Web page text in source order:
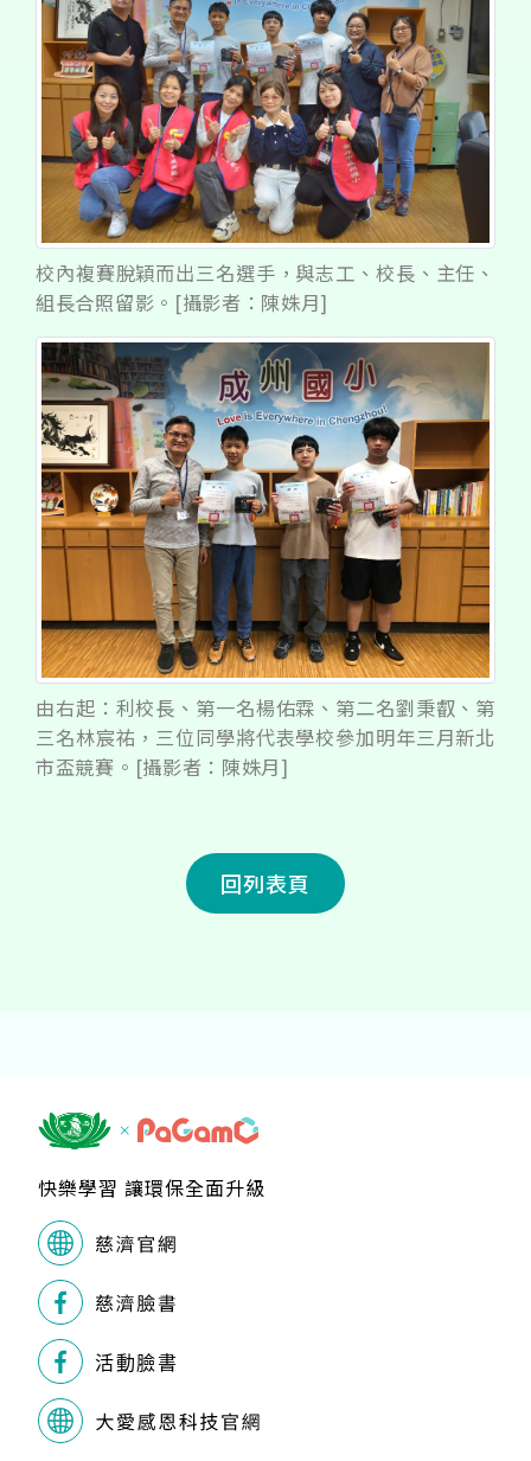
校內複賽脫穎而出三名選手，與志工、校長、主任、
組長合照留影。[攝影者：陳姝月]
由右起：利校長、第一名楊佑霖、第二名劉秉叡、第
三名林宸祐，三位同學將代表學校參加明年三月新北
市盃競賽。[攝影者：陳姝月]
回列表頁
快樂學習 讓環保全面升級